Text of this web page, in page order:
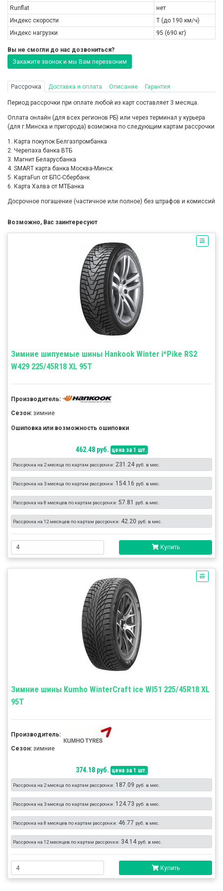
Runflat
нет
Индекс скорости
T (до 190 км/ч)
Индекс нагрузки
95 (690 кг)
Вы не смогли до нас дозвониться?
Закажите звонок и мы Вам перезвоним
Рассрочка Доставка и оплата Описание Гарантия
Период рассрочки при оплате любой из карт составляет 3 месяца.
Оплата онлайн (для всех регионов РБ) или через терминал у курьера
(для г.Минска и пригорода) возможна по следующим картам рассрочки
1. Карта покупок Белгазпромбанка
2. Черепаха банка ВТБ
3. Магнит Беларусбанка
4. SMART карта банка Москва-Минск
5. КартаFun от БПС-Сбербанк
6. Карта Халва от МТБанка
Досрочное погашение (частичное или полное) без штрафов и комиссий
Возможно, Вас заинтересуют
Зимние шипуемые шины Hankook Winter i*Pike RS2
W429 225/45R18 XL 95T
Производитель:
Сезон: зимние
Ошиповка или возможность ошиповки
462.48 руб. цена за 1 шт.
Рассрочка на 2 месяца по картам рассрочки: 231.24 руб. в мес.
Рассрочка на 3 месяца по картам рассрочки: 154.16 руб. в мес.
Рассрочка на 8 месяцев по картам рассрочки: 57.81 руб. в мес.
Рассрочка на 12 месяцев по картам рассрочки: 42.20 руб. в мес.
Купить
Зимние шины Kumho WinterCraft ice WI51 225/45R18 XL
95T
Производитель:
Сезон: зимние
374.18 руб. цена за 1 шт.
Рассрочка на 2 месяца по картам рассрочки: 187.09 руб. в мес.
Рассрочка на 3 месяца по картам рассрочки: 124.73 руб. в мес.
Рассрочка на 8 месяцев по картам рассрочки: 46.77 руб. в мес.
Рассрочка на 12 месяцев по картам рассрочки: 34.14 руб. в мес.
Купить